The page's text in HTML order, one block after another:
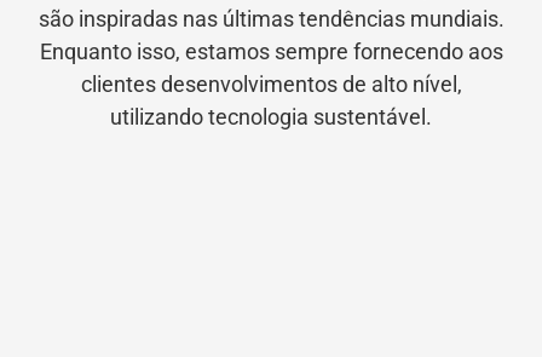
são inspiradas nas últimas tendências mundiais.
Enquanto isso, estamos sempre fornecendo aos
clientes desenvolvimentos de alto nível,
utilizando tecnologia sustentável.